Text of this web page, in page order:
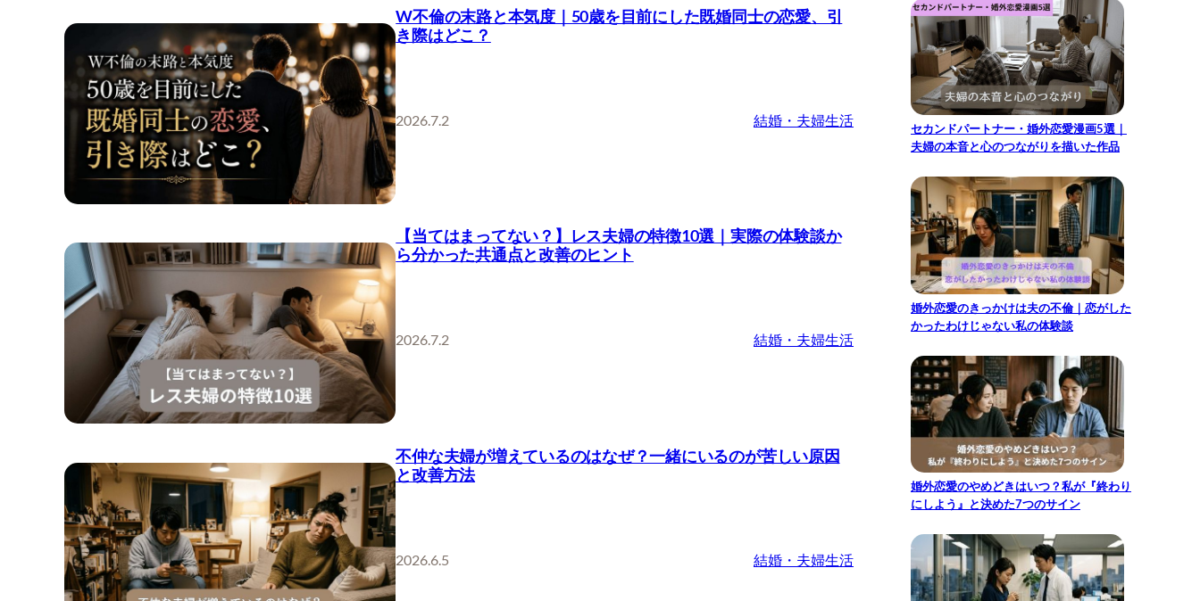
W不倫の末路と本気度｜50歳を目前にした既婚同士の恋愛、引
き際はどこ？
2026.7.2 結婚・夫婦生活
【当てはまってない？】レス夫婦の特徴10選｜実際の体験談か
ら分かった共通点と改善のヒント
2026.7.2 結婚・夫婦生活
不仲な夫婦が増えているのはなぜ？一緒にいるのが苦しい原因
と改善方法
2026.6.5 結婚・夫婦生活
セカンドパートナー・婚外恋愛漫画5選｜
夫婦の本音と心のつながりを描いた作品
婚外恋愛のきっかけは夫の不倫｜恋がした
かったわけじゃない私の体験談
婚外恋愛のやめどきはいつ？私が『終わり
にしよう』と決めた7つのサイン